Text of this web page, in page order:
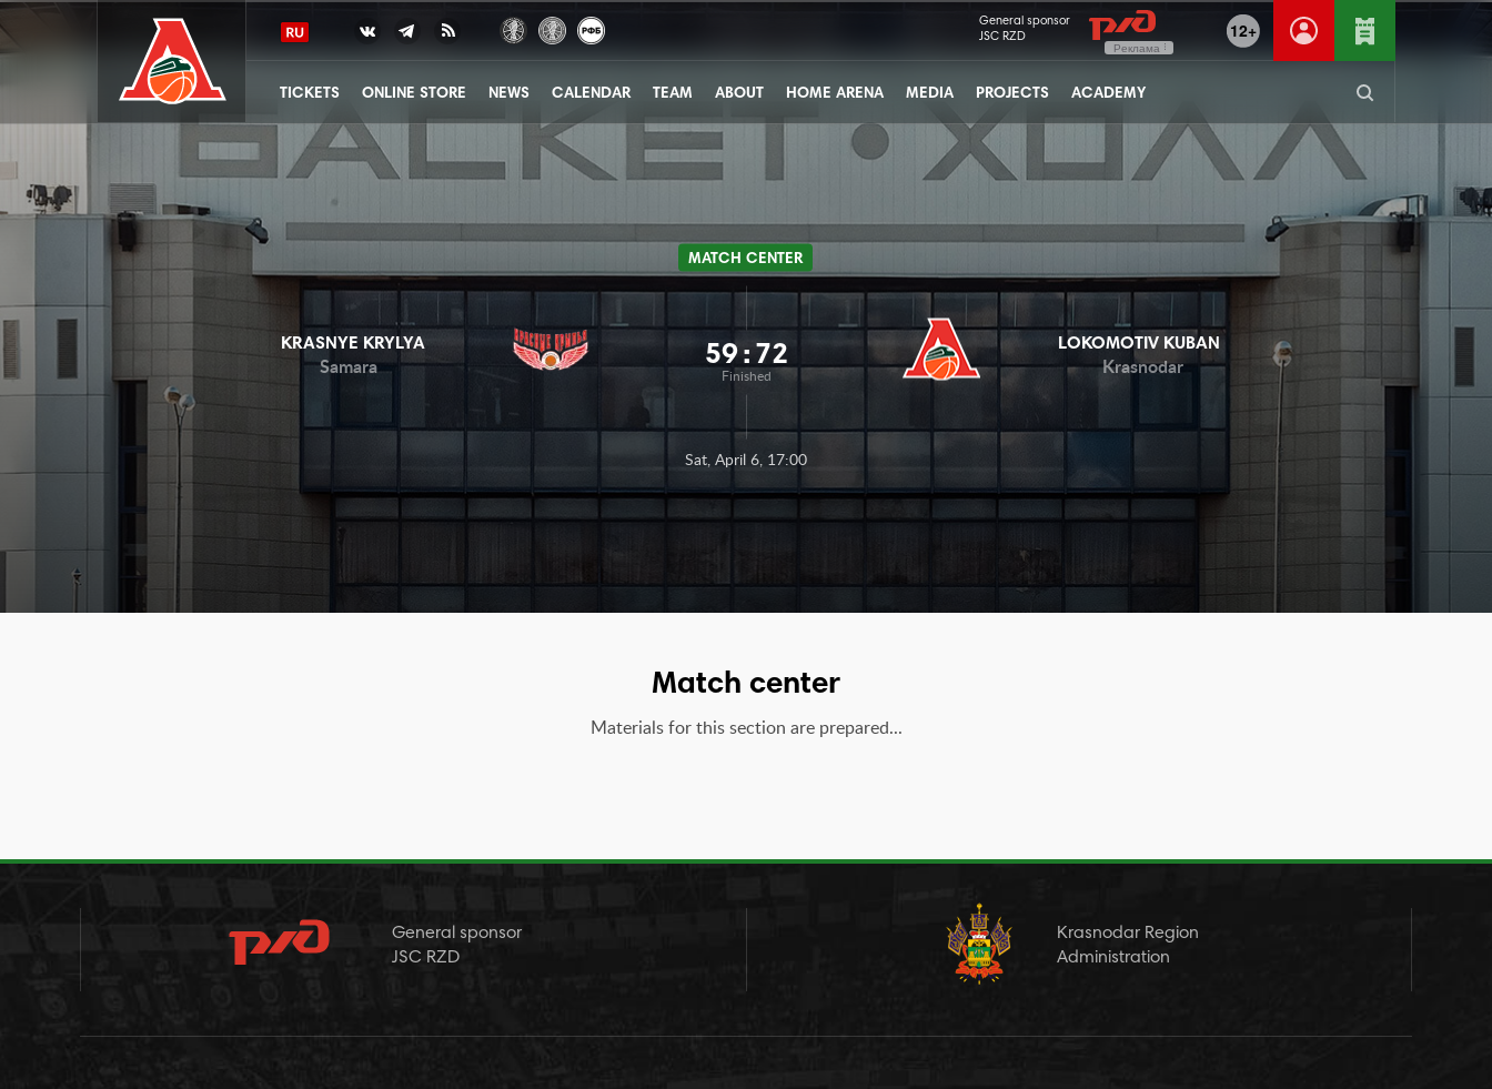
12+
General sponsor
JSC RZD
Реклама
TICKETS ONLINE STORE NEWS CALENDAR TEAM ABOUT HOME ARENA MEDIA PROJECTS ACADEMY
MATCH CENTER
KRASNYE KRYLYA
Samara
59: 72
Finished
LOKOMOTIV KUBAN
Krasnodar
Sat, April 6, 17:00
Match center
Materials for this section are prepared...
General sponsor
JSC RZD
Krasnodar Region
Administration